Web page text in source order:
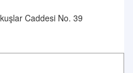
Caddesi No. 39